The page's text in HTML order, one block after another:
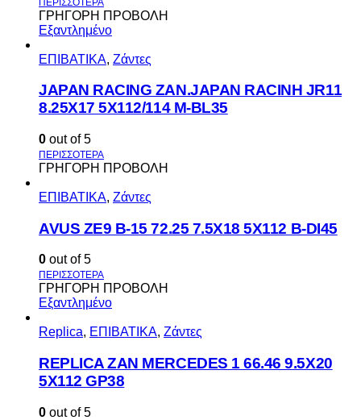
ΓΡΗΓΟΡΗ ΠΡΟΒΟΛΗ
Εξαντλημένο
ΕΠΙΒΑΤΙΚΑ, Ζάντες
JAPAN RACING ZAN.JAPAN RACINH JR11
8.25X17 5X112/114 M-BL35
0 out of 5
ΓΡΗΓΟΡΗ ΠΡΟΒΟΛΗ
ΕΠΙΒΑΤΙΚΑ, Ζάντες
AVUS ΖΕ9 Β-15 72.25 7.5Χ18 5Χ112 Β-DI45
0 out of 5
ΓΡΗΓΟΡΗ ΠΡΟΒΟΛΗ
Εξαντλημένο
Replica, ΕΠΙΒΑΤΙΚΑ, Ζάντες
REPLICA ZAN MERCEDES 1 66.46 9.5X20
5X112 GP38
0 out of 5